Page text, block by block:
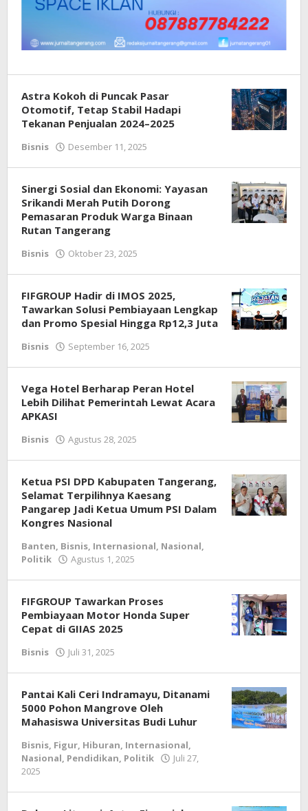
Astra Kokoh di Puncak Pasar
Otomotif, Tetap Stabil Hadapi
Tekanan Penjualan 2024–2025
Bisnis Desember 11, 2025
Sinergi Sosial dan Ekonomi: Yayasan
Srikandi Merah Putih Dorong
Pemasaran Produk Warga Binaan
Rutan Tangerang
Bisnis Oktober 23, 2025
FIFGROUP Hadir di IMOS 2025,
Tawarkan Solusi Pembiayaan Lengkap
dan Promo Spesial Hingga Rp12,3 Juta
Bisnis September 16, 2025
Vega Hotel Berharap Peran Hotel
Lebih Dilihat Pemerintah Lewat Acara
APKASI ​
Bisnis Agustus 28, 2025
Ketua PSI DPD Kabupaten Tangerang,
Selamat Terpilihnya Kaesang
Pangarep Jadi Ketua Umum PSI Dalam
Kongres Nasional
Banten, Bisnis, Internasional, Nasional,
Politik
Agustus 1, 2025
FIFGROUP Tawarkan Proses
Pembiayaan Motor Honda Super
Cepat di GIIAS 2025
Bisnis Juli 31, 2025
Pantai Kali Ceri Indramayu, Ditanami
5000 Pohon Mangrove Oleh
Mahasiswa Universitas Budi Luhur
Bisnis, Figur, Hiburan, Internasional,
Nasional, Pendidikan, Politik
Juli 27,
2025